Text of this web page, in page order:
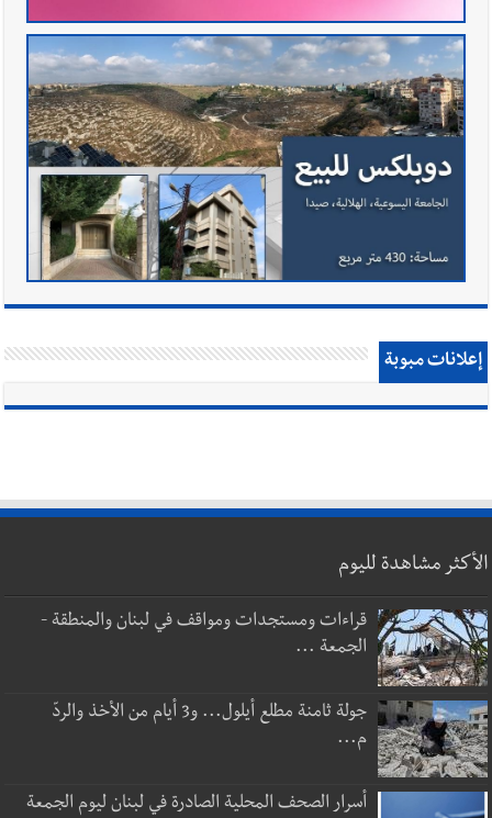
إعلانات مبوبة
الأكثر مشاهدة لليوم
قراءات ومستجدات ومواقف في لبنان والمنطقة -
الجمعة ...
جولة ثامنة مطلع أيلول... و3 أيام من الأخذ والردّ
م...
أسرار الصحف المحلية الصادرة في لبنان ليوم الجمعة